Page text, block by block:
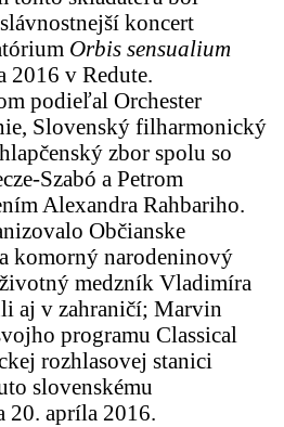
koncert
Orbis sensualium
2016 v Redute.
podieľal Orchester
Slovenský filharmonický
zbor spolu so
Szabó a Petrom
Alexandra Rahbariho.
Občianske
komorný narodeninový
medzník Vladimíra
aj v zahraničí; Marvin
programu Classical
rozhlasovej stanici
slovenskému
20. apríla 2016.